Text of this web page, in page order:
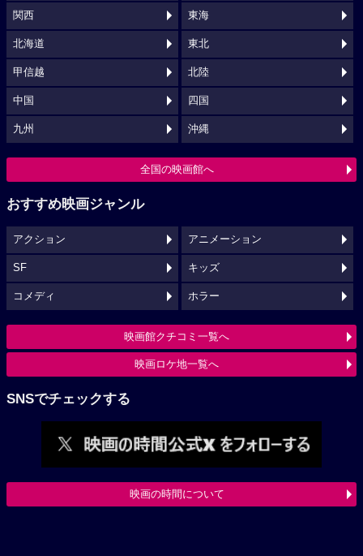
関西 東海
北海道 東北
甲信越 北陸
中国 四国
九州 沖縄
全国の映画館へ
おすすめ映画ジャンル
アクション アニメーション
SF キッズ
コメディ ホラー
映画館クチコミ一覧へ
映画ロケ地一覧へ
SNSでチェックする
映画の時間について